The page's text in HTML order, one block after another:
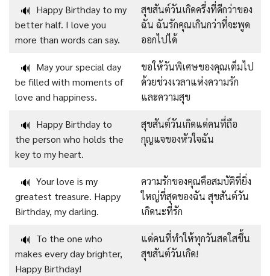
🔊 Happy Birthday to my
better half. I love you
more than words can say.
สุขสันต์วันเกิดครึ่งที่ดีกว่าของ
ฉัน ฉันรักคุณเกินกว่าที่จะพูด
ออกไปได้
🔊 May your special day
be filled with moments of
love and happiness.
ขอให้วันพิเศษของคุณเต็มไป
ด้วยช่วงเวลาแห่งความรัก
และความสุข
🔊 Happy Birthday to
the person who holds the
key to my heart.
สุขสันต์วันเกิดแด่คนที่ถือ
กุญแจของหัวใจฉัน
🔊 Your love is my
greatest treasure. Happy
Birthday, my darling.
ความรักของคุณคือสมบัติที่ยิ่ง
ใหญ่ที่สุดของฉัน สุขสันต์วัน
เกิดนะที่รัก
🔊 To the one who
makes every day brighter,
Happy Birthday!
แด่คนที่ทำให้ทุกวันสดใสขึ้น
สุขสันต์วันเกิด!